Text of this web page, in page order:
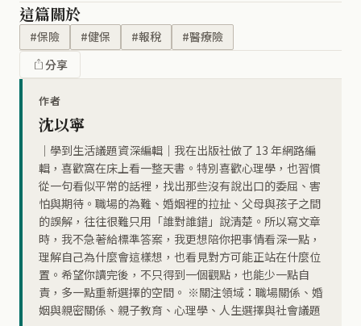
這篇關於
#保險 #健保 #報稅
#醫療險
分享
作者
沈以寧
｜學到生活議題資深編輯｜我在出版社做了 13 年網路編
輯，喜歡窩在床上看一整天書。特別喜歡心理學，也習慣
從一句看似平常的話裡，找出那些沒有說出口的委屈、害
怕與期待。職場的為難、婚姻裡的拉扯、父母與孩子之間
的誤解，往往很難只用「誰對誰錯」說清楚。所以寫文章
時，我不急著給標準答案，我更想陪你把事情看深一點，
理解自己為什麼會這樣想，也看見對方可能正站在什麼位
置。希望你讀完後，不只得到一個觀點，也能少一點自
責，多一點重新選擇的空間。 ※關注領域：職場關係、婚
姻與親密關係、親子教育、心理學、人生選擇與社會議題